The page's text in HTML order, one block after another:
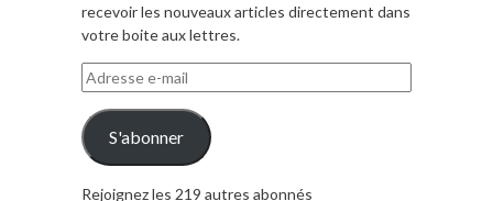
recevoir les nouveaux articles directement dans
votre boite aux lettres.
Adresse
e-
mail
S'abonner
Rejoignez les 219 autres abonnés